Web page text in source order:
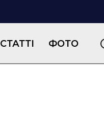
СТАТТІ ФОТО